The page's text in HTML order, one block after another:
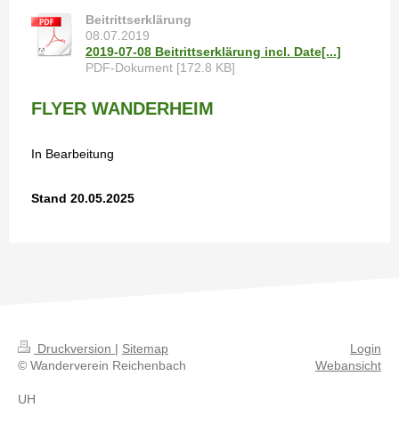
Beitrittserklärung
08.07.2019
2019-07-08 Beitrittserklärung incl. Date[...]
PDF-Dokument [172.8 KB]
FLYER WANDERHEIM
In Bearbeitung
Stand 20.05.2025
Druckversion | Sitemap
© Wanderverein Reichenbach
UH
Login
Webansicht